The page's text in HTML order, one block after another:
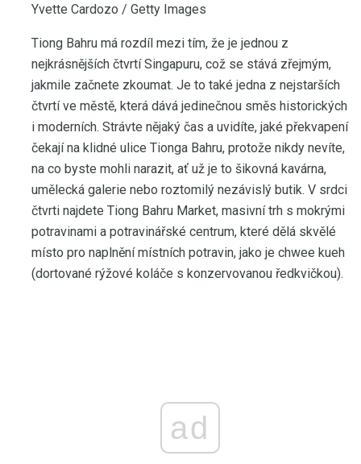
Yvette Cardozo / Getty Images
Tiong Bahru má rozdíl mezi tím, že je jednou z
nejkrásnějších čtvrtí Singapuru, což se stává zřejmým,
jakmile začnete zkoumat. Je to také jedna z nejstarších
čtvrtí ve městě, která dává jedinečnou směs historických
i moderních. Strávte nějaký čas a uvidíte, jaké překvapení
čekají na klidné ulice Tionga Bahru, protože nikdy nevíte,
na co byste mohli narazit, ať už je to šikovná kavárna,
umělecká galerie nebo roztomilý nezávislý butik. V srdci
čtvrti najdete Tiong Bahru Market, masivní trh s mokrými
potravinami a potravinářské centrum, které dělá skvělé
místo pro naplnění místních potravin, jako je chwee kueh
(dortované rýžové koláče s konzervovanou ředkvičkou).
ad